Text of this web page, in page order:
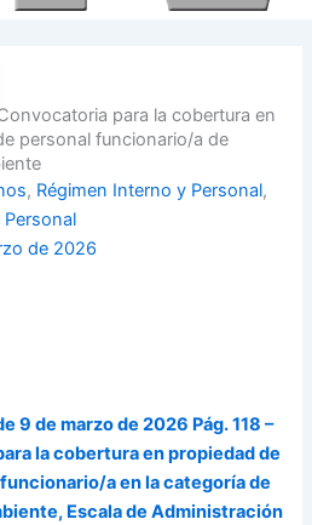
para la cobertura en
personal funcionario/a de
, Régimen Interno y Personal,
de 2026
9 de marzo de 2026 Pág. 118 –
la cobertura en propiedad de
a en la categoría de
Escala de Administración